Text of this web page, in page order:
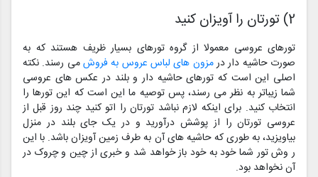
2) تورتان را آویزان کنید
تورهای عروسی معمولا از گروه تورهای بسیار ظریف هستند که به
صورت حاشیه دار درمزون های لباس عروس به فروشمی رسند. نکته
اصلی این است که تورهای حاشیه دار و بلند در عکس های عروسی
شما زیباتر به نظر می رسند، پس توصیه ما این است که این تورها را
انتخاب کنید. برای اینکه لازم نباشد تورتان را اتو کنید چند روز قبل از
عروسی تورتان را از پوشش درآورید و در یک جای بلند در منزل
بیاویزید، به طوری که حاشیه های آن به طرف زمین آویزان باشد. با این
ر وش تور شما خود به خود باز خواهد شد و خبری از چین و چروک در
آن نخواهد بود.